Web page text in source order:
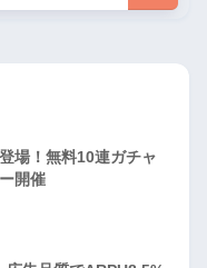
場！無料10連ガチャ
開催